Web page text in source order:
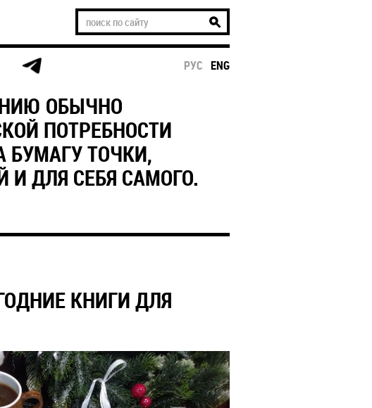
РУС ENG
ОБЫЧНО
ПОТРЕБНОСТИ
БУМАГУ ТОЧКИ,
ДЛЯ СЕБЯ САМОГО.
КНИГИ ДЛЯ